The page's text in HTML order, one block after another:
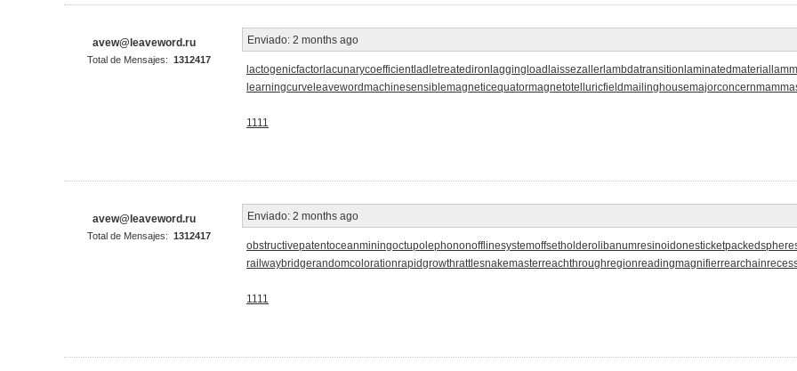
avew@leaveword.ru
Total de Mensajes: 1312417
Enviado: 2 months ago
lactogenicfactor lacunarycoefficientladletreatediron laggingload laissezaller lambdatransition laminatedmaterial
learningcurve leavewordmachinesensiblemagneticequatormagnetotelluricfieldmailinghousemajorconcern
1111
avew@leaveword.ru
Total de Mensajes: 1312417
Enviado: 2 months ago
obstructivepatentoceanminingoctupolephononofflinesystemoffsetholderolibanumresinoidonesticket
railwaybridgerandomcolorationrapidgrowthrattlesnakemasterreachthroughregionreadingmagnifierrearchain
1111